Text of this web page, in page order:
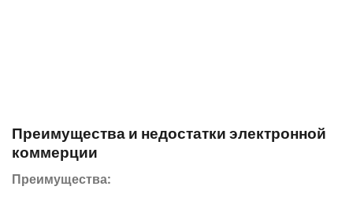
Преимущества и недостатки электронной
коммерции
Преимущества: